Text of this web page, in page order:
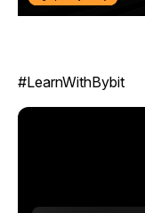
#LearnWithBybit